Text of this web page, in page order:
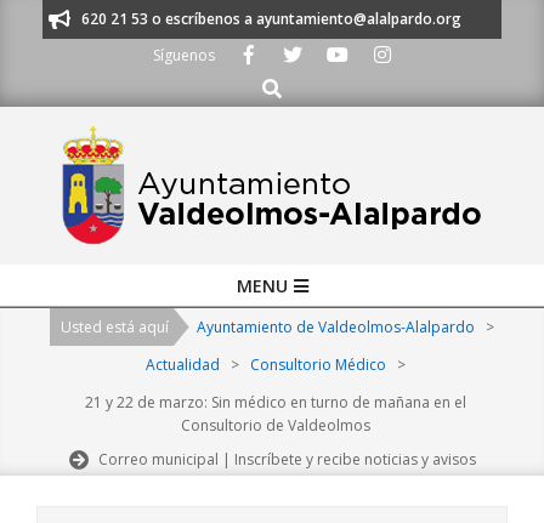
al 91 620 21 53 o escríbenos a ayuntamiento@alalpardo.org
Síguenos
Buscar
Navigation
MENU
Usted está aquí Ayuntamiento de Valdeolmos-Alalpardo
>
Actualidad
> Consultorio Médico
>
21 y 22 de marzo: Sin médico en turno de mañana en el
Consultorio de Valdeolmos
Correo municipal | Inscríbete y recibe noticias y avisos